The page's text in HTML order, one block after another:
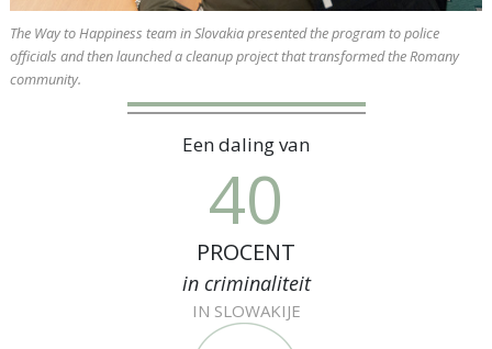
The Way to Happiness team in Slovakia presented the program to police
officials and then launched a cleanup project that transformed the Romany
community.
Een daling van
40
PROCENT
in criminaliteit
IN SLOWAKIJE